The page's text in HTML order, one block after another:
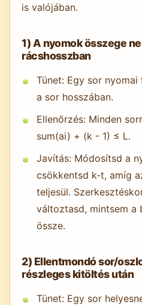
is valójában.
1) A nyomok összege
rácshosszban
Tünet: Egy sor
a sor hosszában.
Ellenőrzés: Minden
sum(ai) + (k - 1) ≤ L.
Javítás: Módosítsd a
csökkentsd k-t, amíg
teljesül.
változtasd, mintsem a
össze.
2) Ellentmondó sor/
részleges kitöltés után
Tünet: Egy sor